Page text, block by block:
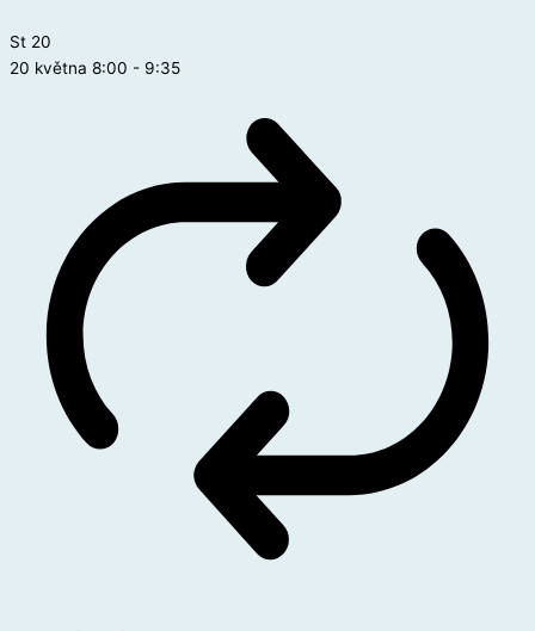
St 20
20 května 8:00 - 9:35